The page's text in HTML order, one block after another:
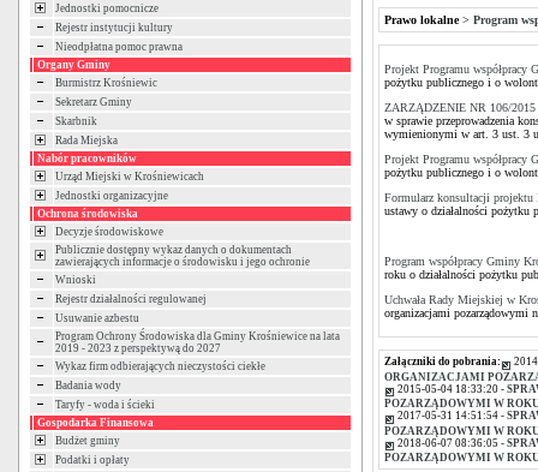
Jednostki pomocnicze
Rejestr instytucji kultury
Nieodpłatna pomoc prawna
Organy Gminy
Burmistrz Krośniewic
Sekretarz Gminy
Skarbnik
Rada Miejska
Nabór pracowników
Urząd Miejski w Krośniewicach
Jednostki organizacyjne
Ochrona środowiska
Decyzje środowiskowe
Publicznie dostępny wykaz danych o dokumentach
zawierających informacje o środowisku i jego ochronie
Wnioski
Rejestr działalności regulowanej
Usuwanie azbestu
Program Ochrony Środowiska dla Gminy Krośniewice na lata
2019 - 2023 z perspektywą do 2027
Wykaz firm odbierających nieczystości ciekłe
Badania wody
Taryfy - woda i ścieki
Gospodarka Finansowa
Budżet gminy
Podatki i opłaty
Prawo lokalne> Program
Projekt Programu współpracy
pożytku publicznego i o
ZARZĄDZENIE NR 106/
w sprawie przeprowadzenia
wymienionymi w art. 3 ust. 3
Projekt Programu współpracy
pożytku publicznego i o
Formularz konsultacji projektu
ustawy o działalności pożytku
Program współpracy Gminy
roku o działalności pożytku
Uchwała Rady Miejskiej w
organizacjami pozarządowymi
Załączniki do pobrania:
ORGANIZACJAMI
2015-05-04 18:33:20 -
POZARZĄDOWYMI W
2017-05-31 14:51:54 -
POZARZĄDOWYMI W
2018-06-07 08:36:05 -
POZARZĄDOWYMI W